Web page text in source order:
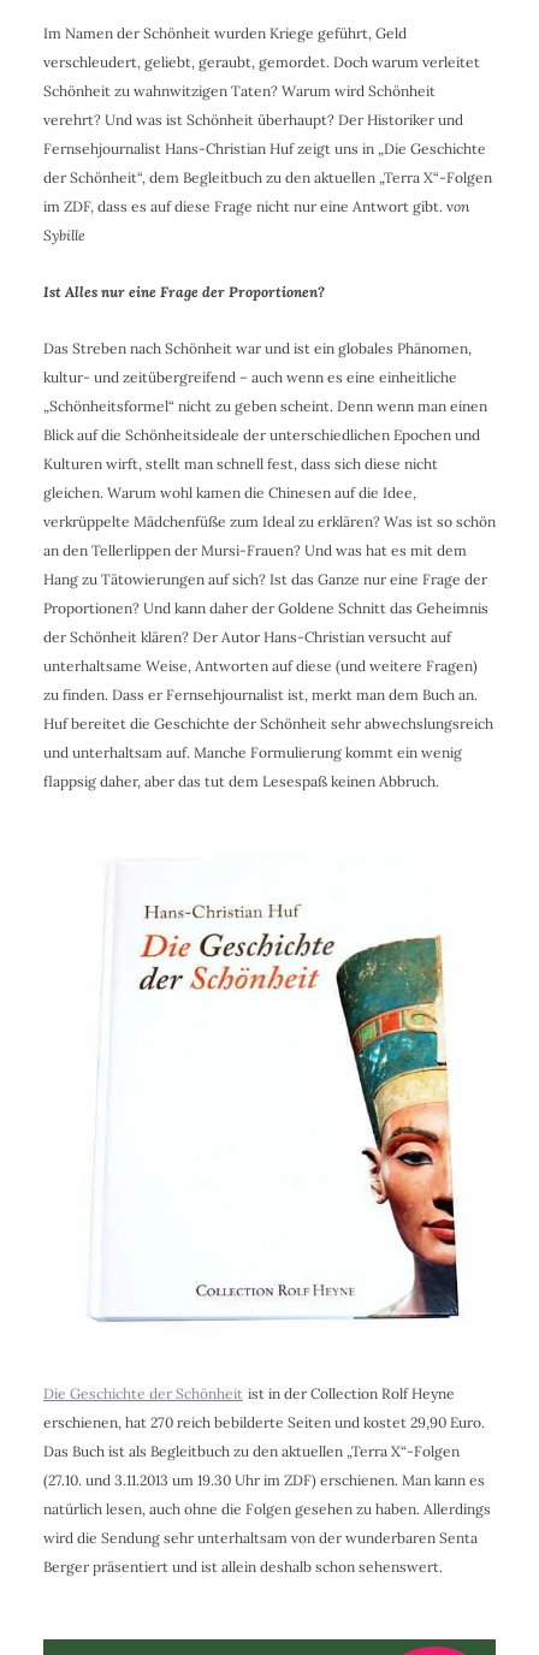
Im Namen der Schönheit wurden Kriege geführt, Geld
verschleudert, geliebt, geraubt, gemordet. Doch warum verleitet
Schönheit zu wahnwitzigen Taten? Warum wird Schönheit
verehrt? Und was ist Schönheit überhaupt? Der Historiker und
Fernsehjournalist Hans-Christian Huf zeigt uns in „Die Geschichte
der Schönheit“, dem Begleitbuch zu den aktuellen „Terra X“-Folgen
im ZDF, dass es auf diese Frage nicht nur eine Antwort gibt. von
Sybille
Ist Alles nur eine Frage der Proportionen?
Das Streben nach Schönheit war und ist ein globales Phänomen,
kultur- und zeitübergreifend – auch wenn es eine einheitliche
„Schönheitsformel“ nicht zu geben scheint. Denn wenn man einen
Blick auf die Schönheitsideale der unterschiedlichen Epochen und
Kulturen wirft, stellt man schnell fest, dass sich diese nicht
gleichen. Warum wohl kamen die Chinesen auf die Idee,
verkrüppelte Mädchenfüße zum Ideal zu erklären? Was ist so schön
an den Tellerlippen der Mursi-Frauen? Und was hat es mit dem
Hang zu Tätowierungen auf sich? Ist das Ganze nur eine Frage der
Proportionen? Und kann daher der Goldene Schnitt das Geheimnis
der Schönheit klären? Der Autor Hans-Christian versucht auf
unterhaltsame Weise, Antworten auf diese (und weitere Fragen)
zu finden. Dass er Fernsehjournalist ist, merkt man dem Buch an.
Huf bereitet die Geschichte der Schönheit sehr abwechslungsreich
und unterhaltsam auf. Manche Formulierung kommt ein wenig
flappsig daher, aber das tut dem Lesespaß keinen Abbruch.
Die Geschichte der Schönheit ist in der Collection Rolf Heyne
erschienen, hat 270 reich bebilderte Seiten und kostet 29,90 Euro.
Das Buch ist als Begleitbuch zu den aktuellen „Terra X“-Folgen
(27.10. und 3.11.2013 um 19.30 Uhr im ZDF) erschienen. Man kann es
natürlich lesen, auch ohne die Folgen gesehen zu haben. Allerdings
wird die Sendung sehr unterhaltsam von der wunderbaren Senta
Berger präsentiert und ist allein deshalb schon sehenswert.